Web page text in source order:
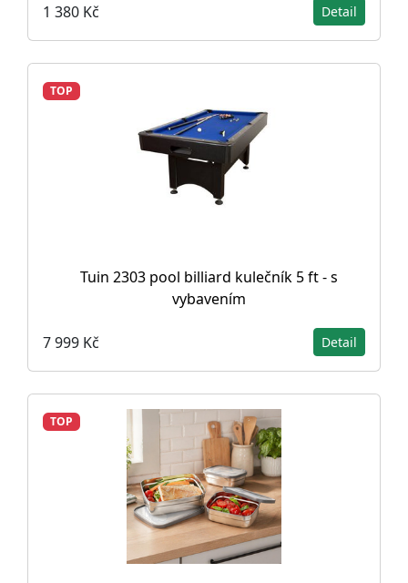
1 380 Kč Detail
TOP
Tuin 2303 pool billiard kulečník 5 ft - s
vybavením
7 999 Kč Detail
TOP